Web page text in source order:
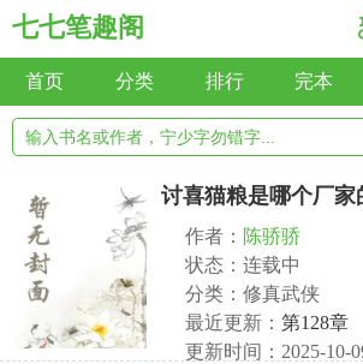
七七笔趣阁
首页 分类 排行 完本
讨喜猫粮是哪个厂家
作者： 陈骄骄
状态：连载中
分类：修真武侠
最近更新： 第128章
更新时间：2025-10-